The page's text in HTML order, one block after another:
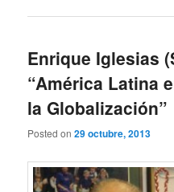
Enrique Iglesias
“América Latina
la Globalización”
Posted on29 octubre, 2013